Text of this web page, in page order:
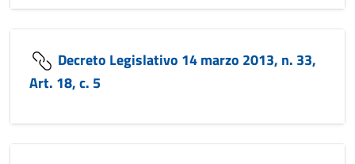
Decreto Legislativo 14 marzo 2013, n. 33,
Art. 18, c. 5